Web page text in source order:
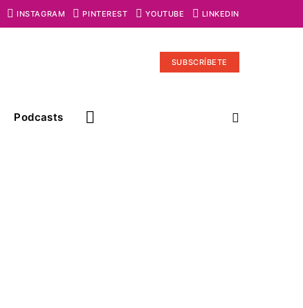
INSTAGRAM PINTEREST YOUTUBE LINKEDIN
SUBSCRÍBETE
Podcasts